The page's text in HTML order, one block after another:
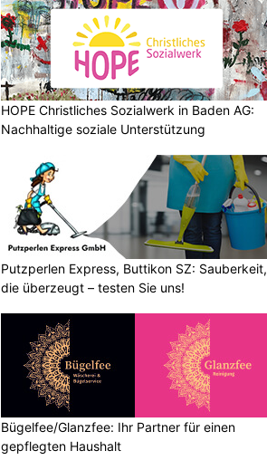
HOPE Christliches Sozialwerk in Baden AG:
Nachhaltige soziale Unterstützung
Putzperlen Express, Buttikon SZ: Sauberkeit,
die überzeugt – testen Sie uns!
Bügelfee/Glanzfee: Ihr Partner für einen
gepflegten Haushalt